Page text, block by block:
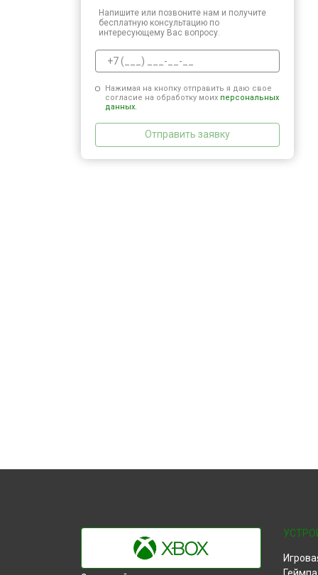
Напишите или позвоните нам и получите
бесплатную консультацию по
интересующему Вас вопросу.
Нажимая на кнопку отправить я даю свое
согласие на обработку моих персональных
данных.
Отправить заявку